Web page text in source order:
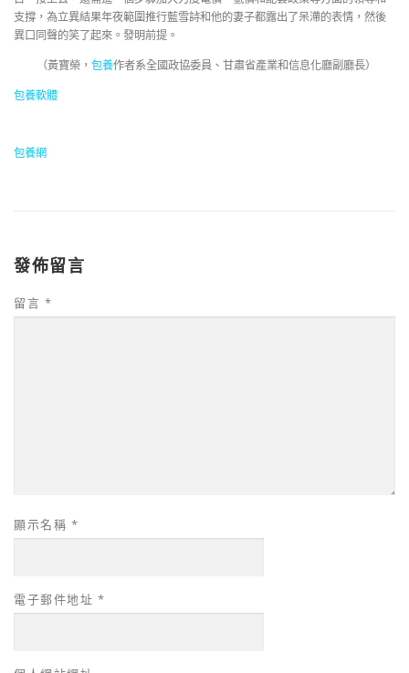
支撐，為立異結果年夜範圍推行藍雪詩和他的妻子都露出了呆滯的表情，然後
異口同聲的笑了起來。發明前提。
（黃寶榮， 包養作者系全國政協委員、甘肅省產業和信息化廳副廳長）
包養軟體
包養網
發佈留言
留言 *
顯示名稱 *
電子郵件地址 *